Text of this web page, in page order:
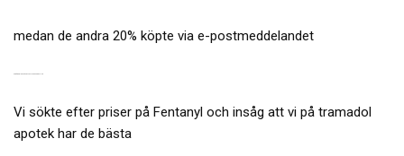
medan de andra 20% köpte via e-postmeddelandet
Vi sökte efter priser på Fentanyl och insåg att vi på tramadol
apotek har de bästa